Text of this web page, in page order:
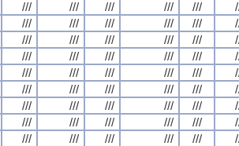
/// /// /// /// ///
/// /// /// /// ///
/// /// /// /// ///
/// /// /// /// ///
/// /// /// /// ///
/// /// /// /// ///
/// /// /// /// ///
/// /// /// /// ///
/// /// /// /// ///